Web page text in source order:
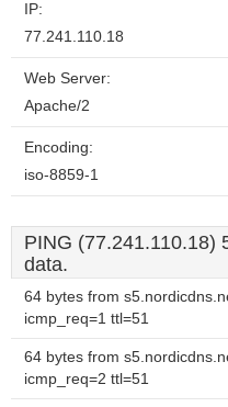
IP:
77.241.110.18
Web Server:
Apache/2
Encoding:
iso-8859-1
PING (77.241.110.18)
data.
64 bytes from
icmp_req=1 ttl=51
64 bytes from
icmp_req=2 ttl=51